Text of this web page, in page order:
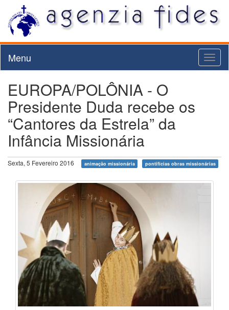
Menu
EUROPA/POLÔNIA - O
Presidente Duda recebe os
“Cantores da Estrela” da
Infância Missionária
Sexta, 5 Fevereiro 2016 animação missionária pontifícias obras missionárias